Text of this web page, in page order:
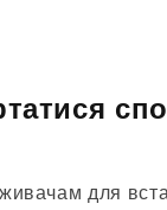
для